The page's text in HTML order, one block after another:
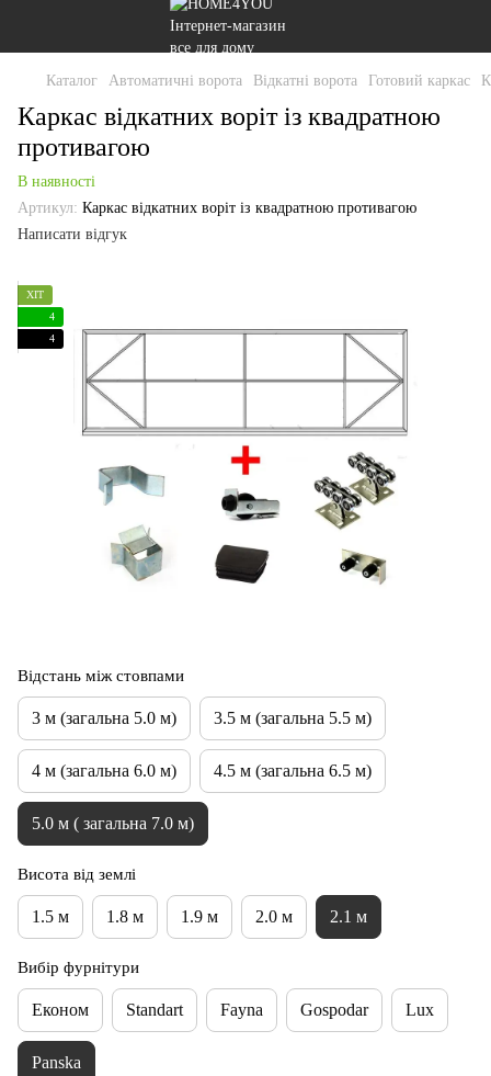
Каталог Автоматичні ворота Відкатні ворота Готовий каркас
Каркас відкатних воріт із квадратною
противагою
В наявності
Артикул: Каркас відкатних воріт із квадратною противагою
Написати відгук
ХІТ
4
4
Відстань між стовпами
3 м (загальна 5.0 м) 3.5 м (загальна 5.5 м)
4 м (загальна 6.0 м) 4.5 м (загальна 6.5 м)
5.0 м ( загальна 7.0 м)
Висота від землі
1.5 м 1.8 м 1.9 м 2.0 м 2.1 м
Вибір фурнітури
Економ Standart Fayna Gospodar Lux
Panska